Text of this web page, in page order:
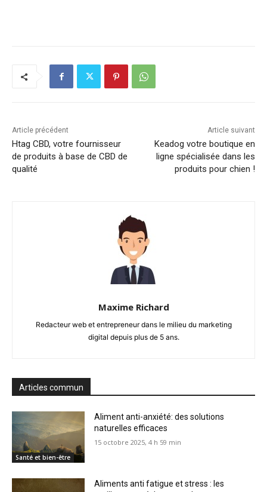
Article précédent
Htag CBD, votre fournisseur
de produits à base de CBD de
qualité
Article suivant
Keadog votre boutique en
ligne spécialisée dans les
produits pour chien !
Maxime Richard
Redacteur web et entrepreneur dans le milieu du marketing
digital depuis plus de 5 ans.
Articles commun
Santé et bien-être
Aliment anti-anxiété: des solutions
naturelles efficaces
15 octobre 2025, 4 h 59 min
Aliments anti fatigue et stress : les